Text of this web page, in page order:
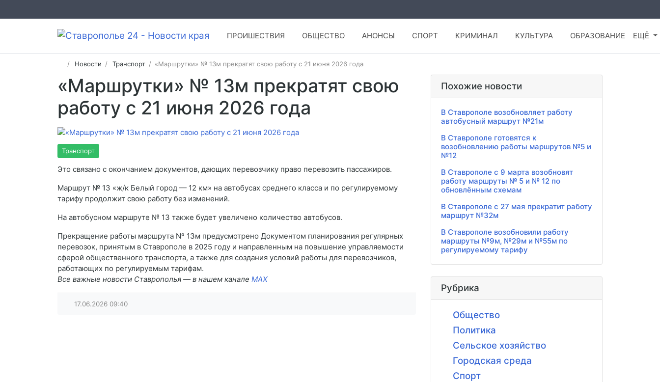
ПРОИШЕСТВИЯ ОБЩЕСТВО АНОНСЫ СПОРТ КРИМИНАЛ КУЛЬТУРА ОБРАЗОВАНИЕ ЕЩЁ
Новости Транспорт ​«Маршрутки» № 13м прекратят свою работу с 21 июня 2026 года
​«Маршрутки» № 13м прекратят свою
работу с 21 июня 2026 года
Транспорт
Это связано с окончанием документов, дающих перевозчику право перевозить пассажиров.
Маршрут № 13 «ж/к Белый город — 12 км» на автобусах среднего класса и по регулируемому
тарифу продолжит свою работу без изменений.
На автобусном маршруте № 13 также будет увеличено количество автобусов.
Прекращение работы маршрута Nº 13м предусмотрено Документом планирования регулярных
перевозок, принятым в Ставрополе в 2025 году и направленным на повышение управляемости
сферой общественного транспорта, а также для создания условий работы для перевозчиков,
работающих по регулируемым тарифам.
Все важные новости Ставрополья — в нашем канале MAX
17.06.2026 09:40
Похожие новости
В Ставрополе возобновляет работу
автобусный маршрут №21м
В Ставрополе готовятся к
возобновлению работы маршрутов №5 и
№12
В Ставрополе с 9 марта возобновят
работу маршруты № 5 и № 12 по
обновлённым схемам
В Ставрополе с 27 мая прекратит работу
маршрут №32м
В Ставрополе возобновили работу
маршруты №9м, №29м и №55м по
регулируемому тарифу
Рубрика
Общество
Политика
Сельское хозяйство
Городская среда
Спорт